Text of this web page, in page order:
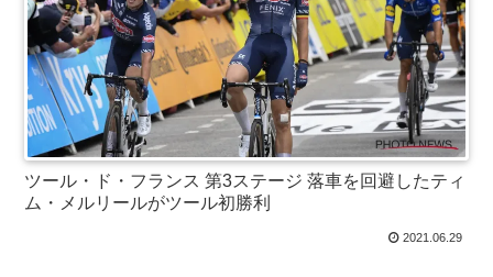
ツール・ド・フランス 第3ステージ 落車を回避したティ
ム・メルリールがツール初勝利
2021.06.29